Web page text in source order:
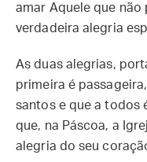
amar Aquele que não
verdadeira alegria
As duas alegrias,
primeira é
santos e que a todos
que, na Páscoa, a
alegria do seu